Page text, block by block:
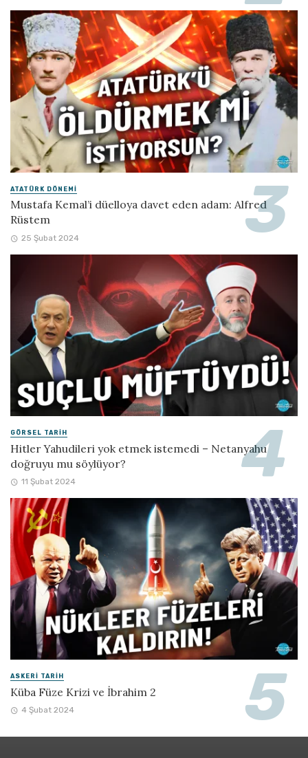
ATATÜRK DÖNEMI
Mustafa Kemal’i düelloya davet eden adam: Alfred
Rüstem
25 Şubat 2024
GÖRSEL TARIH
Hitler Yahudileri yok etmek istemedi – Netanyahu
doğruyu mu söylüyor?
11 Şubat 2024
ASKERI TARIH
Küba Füze Krizi ve İbrahim 2
4 Şubat 2024